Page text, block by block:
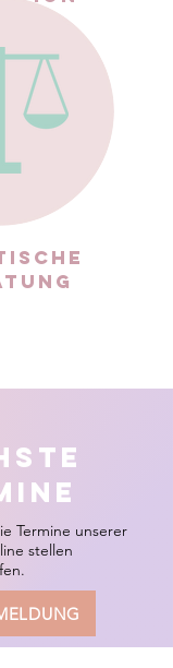
Termine unserer
stellen